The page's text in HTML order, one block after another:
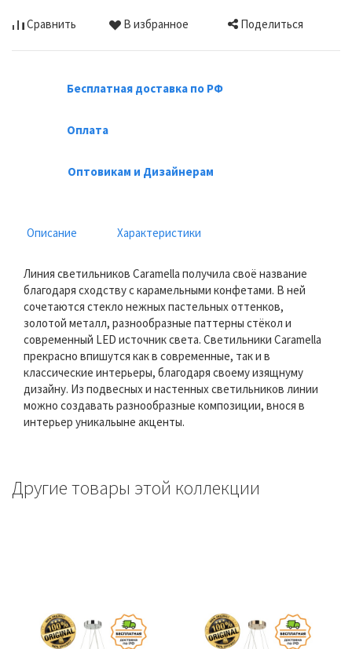
Сравнить В избранное Поделиться
Бесплатная доставка по РФ
Оплата
Оптовикам и Дизайнерам
Описание Характеристики
Линия светильников Caramella получила своё название
благодаря сходству с карамельными конфетами. В ней
сочетаются стекло нежных пастельных оттенков,
золотой металл, разнообразные паттерны стёкол и
современный LED источник света. Светильники Caramella
прекрасно впишутся как в современные, так и в
классические интерьеры, благодаря своему изящнуму
дизайну. Из подвесных и настенных светильников линии
можно создавать разнообразные композиции, внося в
интерьер уникальыне акценты.
Другие товары этой коллекции